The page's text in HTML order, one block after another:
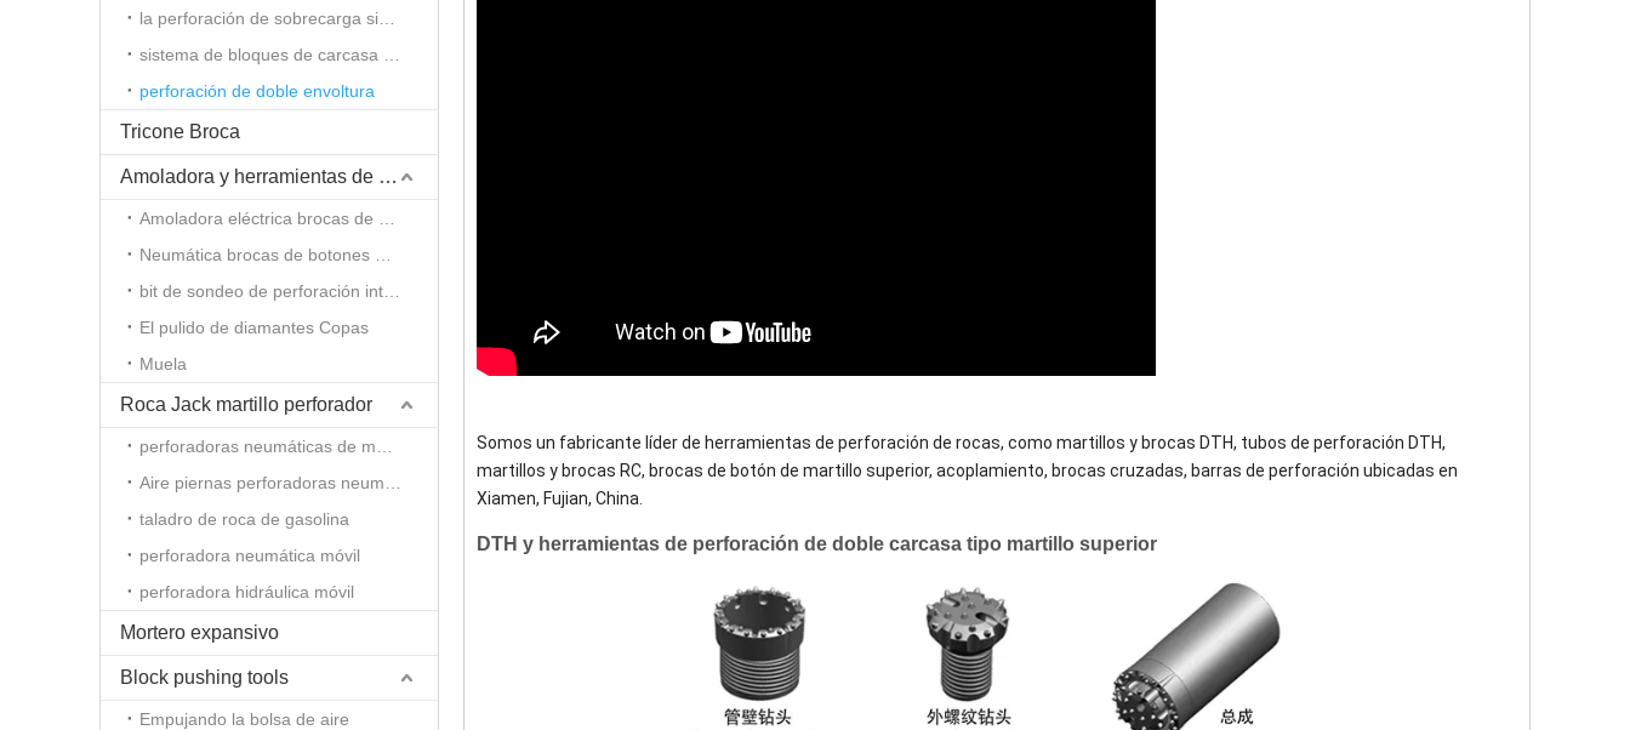
perforación de doble envoltura
Tricone Broca
Amoladora y herramientas de amolado
El pulido de diamantes Copas
Muela
Roca Jack martillo perforador
taladro de roca de gasolina
perforadora neumática móvil
perforadora hidráulica móvil
Mortero expansivo
Block pushing tools
Empujando la bolsa de aire
Somos un fabricante líder de herramientas de perforación de rocas, como martillos y brocas DTH, tubos de perforación DTH,
martillos y brocas RC, brocas de botón de martillo superior, acoplamiento, brocas cruzadas, barras de perforación ubicadas en
Xiamen, Fujian, China.
DTH y herramientas de perforación de doble carcasa tipo martillo superior